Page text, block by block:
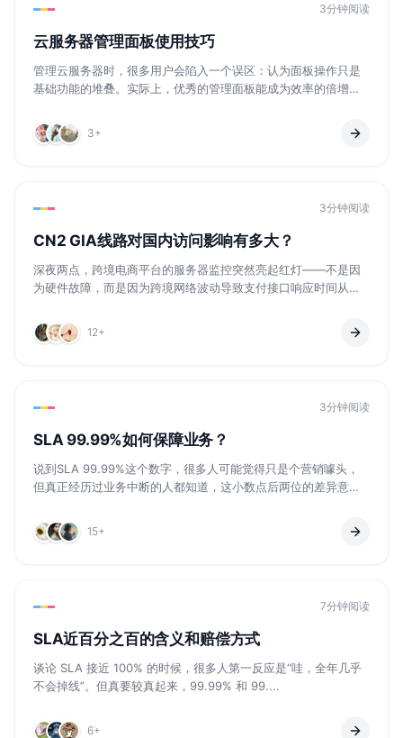
3分钟阅读
云服务器管理面板使用技巧
管理云服务器时，很多用户会陷入一个误区：认为面板操作只是
基础功能的堆叠。实际上，优秀的管理面板能成为效率的倍增
3+
3分钟阅读
CN2 GIA线路对国内访问影响有多大？
深夜两点，跨境电商平台的服务器监控突然亮起红灯——不是因
为硬件故障，而是因为跨境网络波动导致支付接口响应时间从正
12+
3分钟阅读
SLA 99.99%如何保障业务？
说到SLA 99.99%这个数字，很多人可能觉得只是个营销噱头，
但真正经历过业务中断的人都知道，这小数点后两位的差异意
15+
7分钟阅读
SLA近百分之百的含义和赔偿方式
谈论 SLA 接近 100% 的时候，很多人第一反应是“哇，全年几乎
不会掉线”。但真要较真起来，99.99% 和 99....
6+